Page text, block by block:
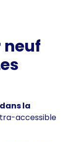
neuf
la
accessible